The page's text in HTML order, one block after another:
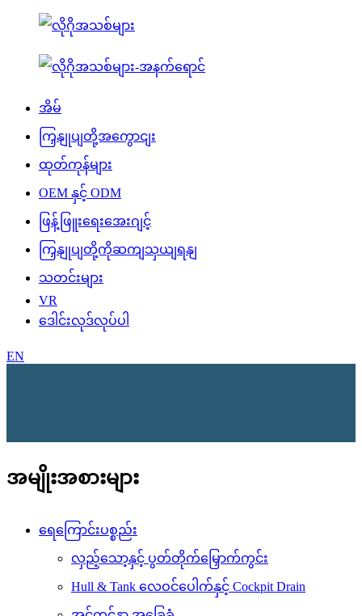
အိမ်
ကြှနျုပျတို့အကွောငျး
ထုတ်ကုန်များ
OEM နှင့် ODM
ဖြန့်ဖြူးရေးအေးဂျင့်
ကြှနျုပျတို့ကိုဆကျသှယျရနျ
သတင်းများ
VR
ဒေါင်းလုဒ်လုပ်ပါ
EN
အမျိုးအစားများ
ရေကြောင်းပစ္စည်း
လှည့်သော့နှင့် ပွတ်တိုက်မြှောက်ကွင်း
Hull & Tank လေဝင်ပေါက်နှင့် Cockpit Drain